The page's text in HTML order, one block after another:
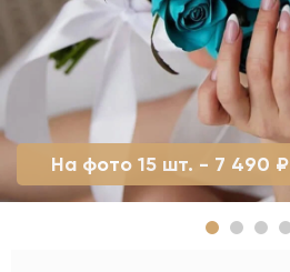
На фото 15 шт. - 7 490 ₽